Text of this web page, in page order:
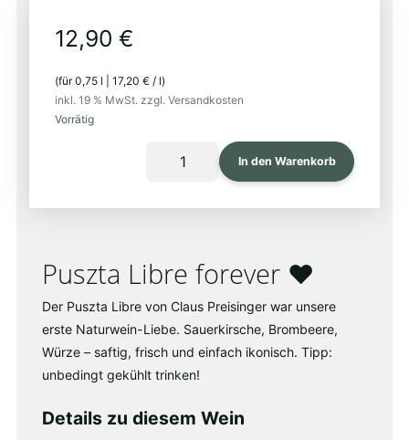
12,90 €
(für0,75 l 17,20 € / l)
inkl. 19 % MwSt. zzgl. Versandkosten
Vorrätig
In den Warenkorb
Puszta Libre forever ❤
Der Puszta Libre von Claus Preisinger war unsere
erste Naturwein-Liebe. Sauerkirsche, Brombeere,
Würze – saftig, frisch und einfach ikonisch. Tipp:
unbedingt gekühlt trinken!
Details zu diesem Wein